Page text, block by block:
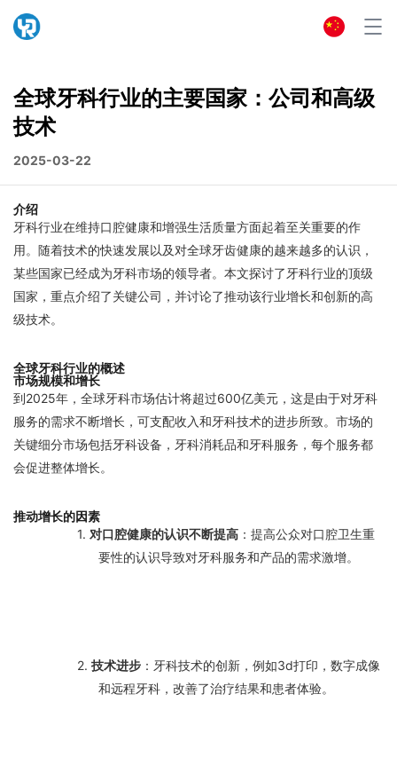
全球牙科行业的主要国家：公司和高级
技术
2025-03-22
介绍
牙科行业在维持口腔健康和增强生活质量方面起着至关重要的作
用。随着技术的快速发展以及对全球牙齿健康的越来越多的认识，
某些国家已经成为牙科市场的领导者。本文探讨了牙科行业的顶级
国家，重点介绍了关键公司，并讨论了推动该行业增长和创新的高
级技术。
全球牙科行业的概述
市场规模和增长
到2025年，全球牙科市场估计将超过600亿美元，这是由于对牙科
服务的需求不断增长，可支配收入和牙科技术的进步所致。市场的
关键细分市场包括牙科设备，牙科消耗品和牙科服务，每个服务都
会促进整体增长。
推动增长的因素
1. 对口腔健康的认识不断提高 ：提高公众对口腔卫生重
要性的认识导致对牙科服务和产品的需求激增。
2. 技术进步 ：牙科技术的创新，例如3d打印，数字成像
和远程牙科，改善了治疗结果和患者体验。